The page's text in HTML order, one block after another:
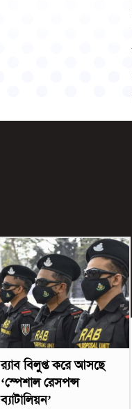
র‌্যাব বিলুপ্ত করে আসছে
‘স্পেশাল রেসপন্স
ব্যাটালিয়ন’